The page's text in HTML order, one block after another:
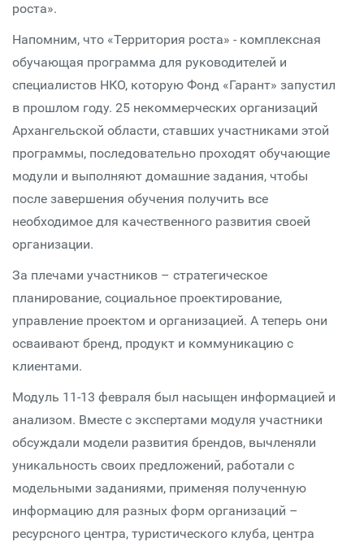
роста».
Напомним, что «Территория роста» - комплексная
обучающая программа для руководителей и
специалистов НКО, которую Фонд «Гарант» запустил
в прошлом году. 25 некоммерческих организаций
Архангельской области, ставших участниками этой
программы, последовательно проходят обучающие
модули и выполняют домашние задания, чтобы
после завершения обучения получить все
необходимое для качественного развития своей
организации.
За плечами участников – стратегическое
планирование, социальное проектирование,
управление проектом и организацией. А теперь они
осваивают бренд, продукт и коммуникацию с
клиентами.
Модуль 11-13 февраля был насыщен информацией и
анализом. Вместе с экспертами модуля участники
обсуждали модели развития брендов, вычленяли
уникальность своих предложений, работали с
модельными заданиями, применяя полученную
информацию для разных форм организаций –
ресурсного центра, туристического клуба, центра